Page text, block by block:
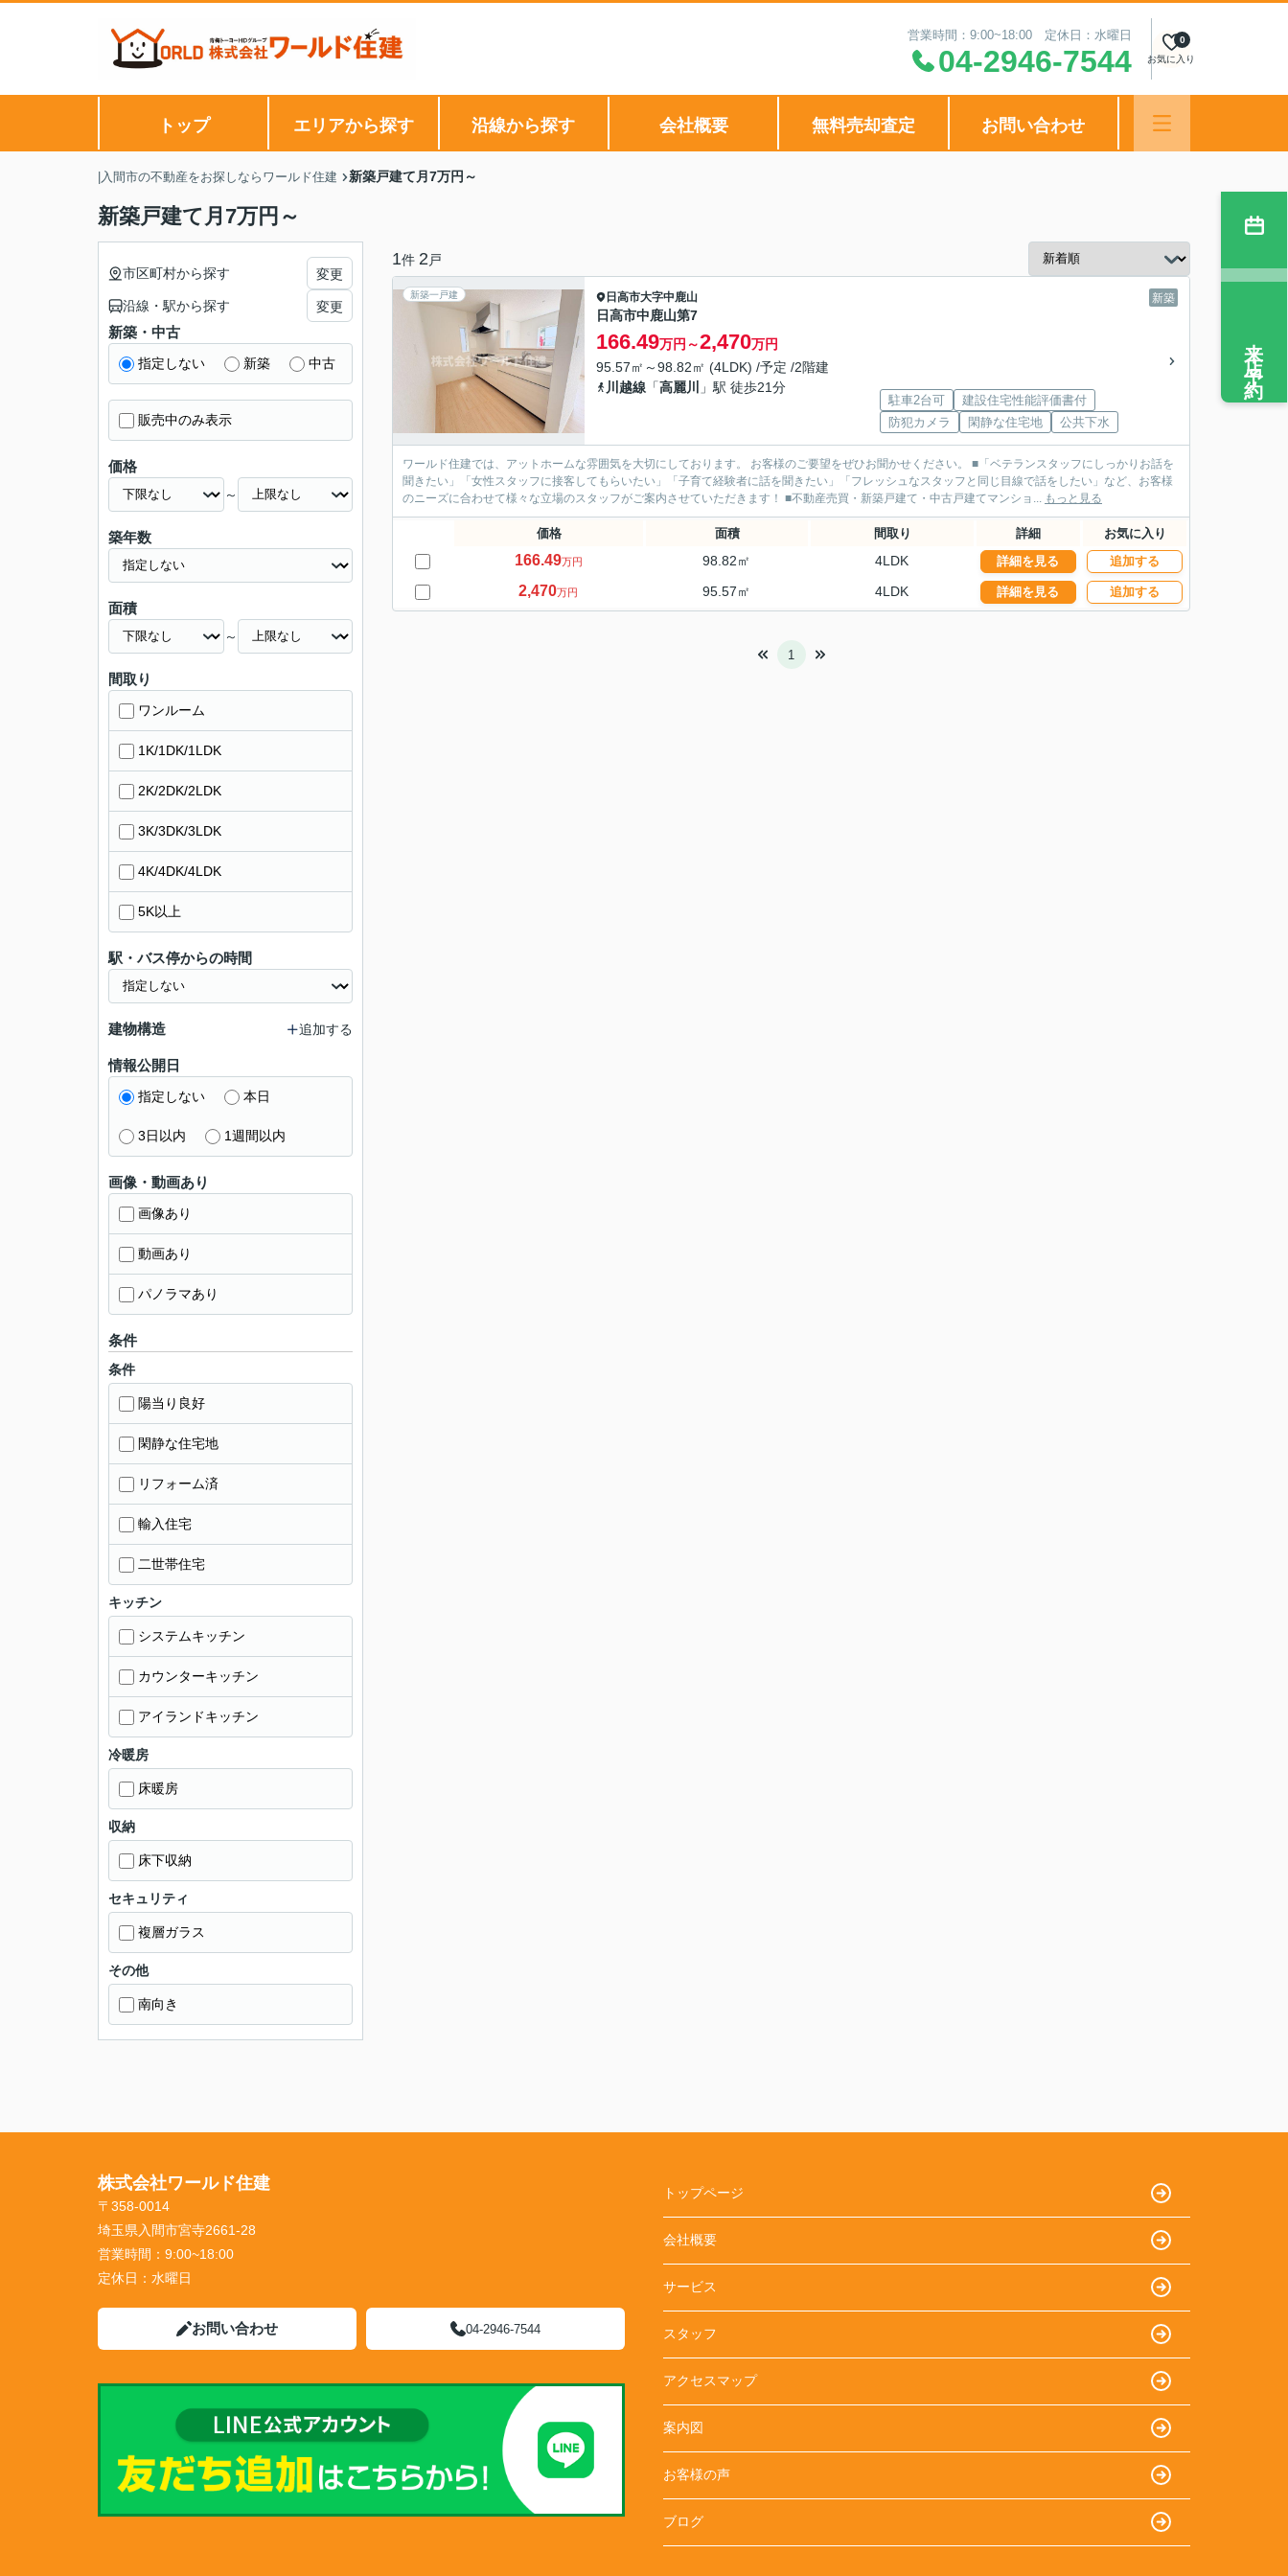
営業時間：9:00~18:00 定休日：水曜日
04-2946-7544 お気に入り
0
トップ エリアから探す 沿線から探す 会社概要 無料売却査定 お問い合わせ
|入間市の不動産をお探しならワールド住建 新築戸建て月7万円～
新築戸建て月7万円～
1件 2 戸
新築一戸建 新築
日高市大字中鹿山
日高市中鹿山第7
166.49万円～2,470万円
95.57㎡～98.82㎡ (4LDK) /予定 /2階建
川越線 「高麗川 」駅 徒歩21分
駐車2台可
建設住宅性能評価書付
防犯カメラ
閑静な住宅地 公共下水
ワールド住建では、アットホームな雰囲気を大切にしております。 お客様のご要望をぜひお聞かせください。 ■「ベテランスタッフにしっかりお話を
聞きたい」「女性スタッフに接客してもらいたい」「子育て経験者に話を聞きたい」「フレッシュなスタッフと同じ目線で話をしたい」など、お客様
のニーズに合わせて様々な立場のスタッフがご案内させていただきます！ ■不動産売買・新築戸建て・中古戸建てマンショ... もっと見る
価格 面積 間取り 詳細 お気に入り
166.49万円 98.82㎡ 4LDK 詳細を見る 追加する
2,470万円 95.57㎡ 4LDK 詳細を見る 追加する
1
市区町村から探す 変更
沿線・駅から探す 変更
新築・中古
指定しない 新築 中古
販売中のみ表示
価格
～
築年数
面積
～
間取り
ワンルーム
1K/1DK/1LDK
2K/2DK/2LDK
3K/3DK/3LDK
4K/4DK/4LDK
5K以上
駅・バス停からの時間
建物構造 追加する
情報公開日
指定しない 本日
3日以内 1週間以内
画像・動画あり
画像あり
動画あり
パノラマあり
条件
条件
陽当り良好
閑静な住宅地
リフォーム済
輸入住宅
二世帯住宅
キッチン
システムキッチン
カウンターキッチン
アイランドキッチン
冷暖房
床暖房
収納
床下収納
セキュリティ
複層ガラス
その他
南向き
来店予約
株式会社ワールド住建
〒358-0014
埼玉県入間市宮寺2661-28
営業時間： 9:00~18:00
定休日： 水曜日
お問い合わせ 04-2946-7544
トップページ
会社概要
サービス
スタッフ
アクセスマップ
案内図
お客様の声
ブログ